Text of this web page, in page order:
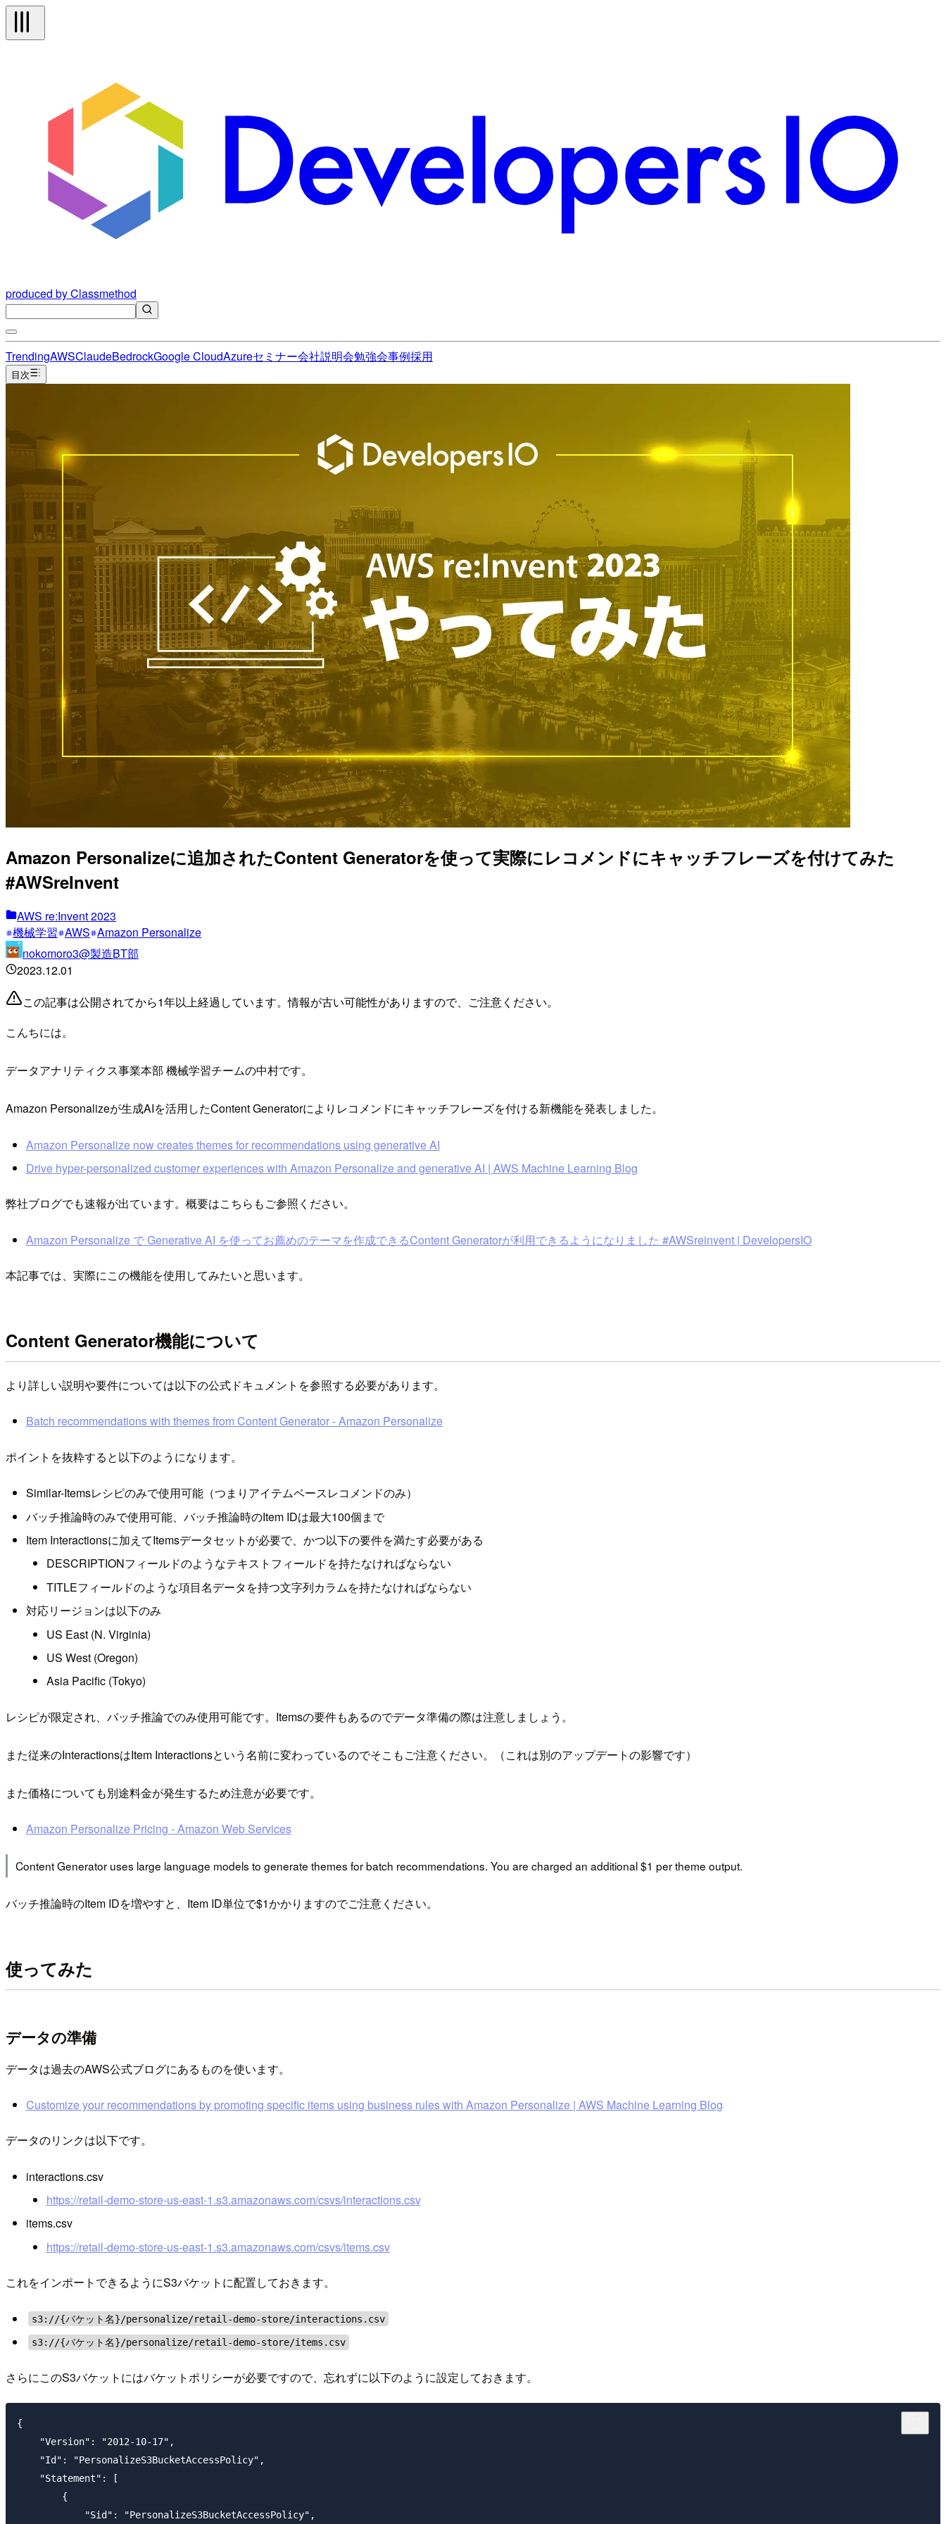
produced by Classmethod
TrendingAWSClaudeBedrockGoogle CloudAzureセミナー会社説明会勉強会事例採用
目次
Amazon Personalizeに追加されたContent Generatorを使って実際にレコメンドにキャッチフレーズを付けてみた
#AWSreInvent
AWS re:Invent 2023
機械学習 AWS Amazon Personalize
nokomoro3@製造BT部
2023.12.01
この記事は公開されてから1年以上経過しています。情報が古い可能性がありますので、ご注意ください。
こんちには。
データアナリティクス事業本部 機械学習チームの中村です。
Amazon Personalizeが生成AIを活用したContent Generatorによりレコメンドにキャッチフレーズを付ける新機能を発表しました。
Amazon Personalize now creates themes for recommendations using generative AI
Drive hyper-personalized customer experiences with Amazon Personalize and generative AI | AWS Machine Learning Blog
弊社ブログでも速報が出ています。概要はこちらもご参照ください。
Amazon Personalize で Generative AI を使ってお薦めのテーマを作成できるContent Generatorが利用できるようになりました #AWSreinvent | DevelopersIO
本記事では、実際にこの機能を使用してみたいと思います。
Content Generator機能について
より詳しい説明や要件については以下の公式ドキュメントを参照する必要があります。
Batch recommendations with themes from Content Generator - Amazon Personalize
ポイントを抜粋すると以下のようになります。
Similar-Itemsレシピのみで使用可能（つまりアイテムベースレコメンドのみ）
バッチ推論時のみで使用可能、バッチ推論時のItem IDは最大100個まで
Item Interactionsに加えてItemsデータセットが必要で、かつ以下の要件を満たす必要がある
DESCRIPTIONフィールドのようなテキストフィールドを持たなければならない
TITLEフィールドのような項目名データを持つ文字列カラムを持たなければならない
対応リージョンは以下のみ
US East (N. Virginia)
US West (Oregon)
Asia Pacific (Tokyo)
レシピが限定され、バッチ推論でのみ使用可能です。Itemsの要件もあるのでデータ準備の際は注意しましょう。
また従来のInteractionsはItem Interactionsという名前に変わっているのでそこもご注意ください。（これは別のアップデートの影響です）
また価格についても別途料金が発生するため注意が必要です。
Amazon Personalize Pricing - Amazon Web Services
Content Generator uses large language models to generate themes for batch recommendations. You are charged an additional $1 per theme output.
バッチ推論時のItem IDを増やすと、Item ID単位で$1かかりますのでご注意ください。
使ってみた
データの準備
データは過去のAWS公式ブログにあるものを使います。
Customize your recommendations by promoting specific items using business rules with Amazon Personalize | AWS Machine Learning Blog
データのリンクは以下です。
interactions.csv
https://retail-demo-store-us-east-1.s3.amazonaws.com/csvs/interactions.csv
items.csv
https://retail-demo-store-us-east-1.s3.amazonaws.com/csvs/items.csv
これをインポートできるようにS3バケットに配置しておきます。
s3://{バケット名}/personalize/retail-demo-store/interactions.csv
s3://{バケット名}/personalize/retail-demo-store/items.csv
さらにこのS3バケットにはバケットポリシーが必要ですので、忘れずに以下のように設定しておきます。
{
    "Version": "2012-10-17",
    "Id": "PersonalizeS3BucketAccessPolicy",
    "Statement": [
        {
            "Sid": "PersonalizeS3BucketAccessPolicy",